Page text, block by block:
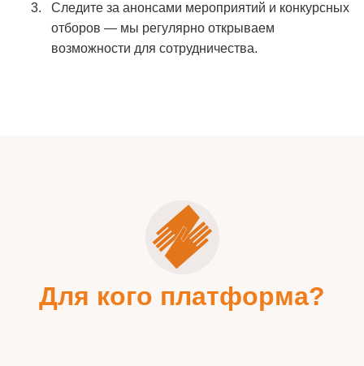
Следите за анонсами мероприятий и конкурсных
отборов — мы регулярно открываем
возможности для сотрудничества.
Для кого платформа?